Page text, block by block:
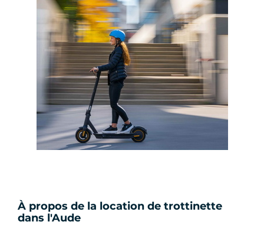
À propos de la location de trottinette
dans l'Aude